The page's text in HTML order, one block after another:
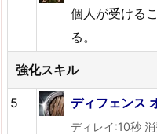
個人が受ける
る。
強化スキル
5 ディフェンス
ディレイ:10秒